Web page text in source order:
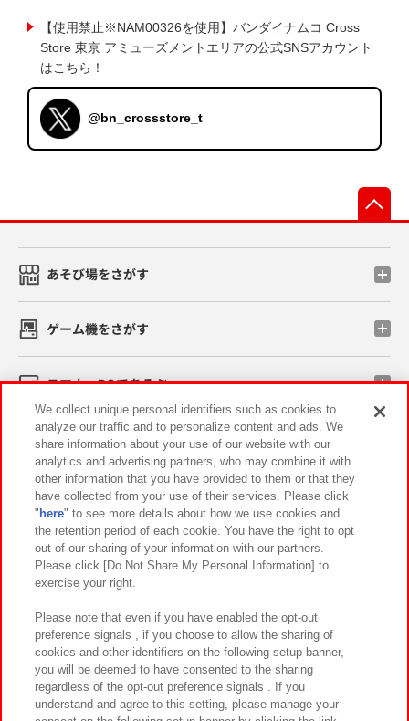
【使用禁止※NAM00326を使用】バンダイナムコ Cross
Store 東京 アミューズメントエリアの公式SNSアカウント
はこちら！
@bn_crossstore_t
あそび場をさがす
ゲーム機をさがす
スマホ・PCであそぶ
イベント・キャンペーン
関連会社 サステナビリティ サイトポリシー
プライバシーポリシー ウェブアクセシビリティ方針と検証結果
お取引先さまとともに
カスタマーハラスメント対応方針 よくあるご質問・お問い合わせ
We collect unique personal identifiers such as cookies to
analyze our traffic and to personalize content and ads. We
share information about your use of our website with our
analytics and advertising partners, who may combine it with
other information that you have provided to them or that they
have collected from your use of their services. Please click
" here" to see more details about how we use cookies and
the retention period of each cookie. You have the right to opt
out of our sharing of your information with our partners.
Please click [Do Not Share My Personal Information] to
exercise your right.
Please note that even if you have enabled the opt-out
preference signals , if you choose to allow the sharing of
cookies and other identifiers on the following setup banner,
you will be deemed to have consented to the sharing
regardless of the opt-out preference signals . If you
understand and agree to this setting, please manage your